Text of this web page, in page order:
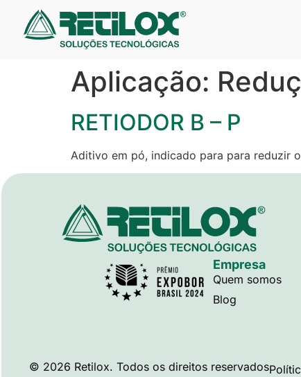
Aplicação:
RETIODOR B – P
Aditivo em pó, indicado para para reduzir
Empresa
Quem somos
Blog
© 2026 Retilox. Todos os direitos reservados